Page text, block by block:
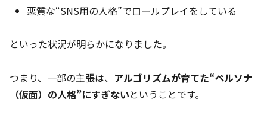
悪質な“SNS用の人格”でロールプレイをしている
といった状況が明らかになりました。
つまり、一部の主張は、 アルゴリズムが育てた“ペルソナ
（仮面）の人格”にすぎないということです。